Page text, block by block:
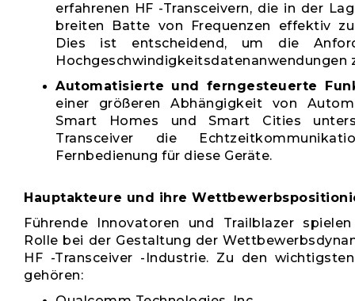
erfahrenen HF -Transceivern, die in der
breiten Batte von Frequenzen effektiv
Dies ist entscheidend, um die
Hochgeschwindigkeitsdatenanwendungen
Automatisierte und ferngesteuerte
einer größeren Abhängigkeit von
Smart Homes und Smart Cities
Transceiver die
Fernbedienung für diese Geräte.
Hauptakteure und ihre
Führende Innovatoren und Trailblazer
Rolle bei der Gestaltung der
HF -Transceiver -Industrie. Zu den
gehören: